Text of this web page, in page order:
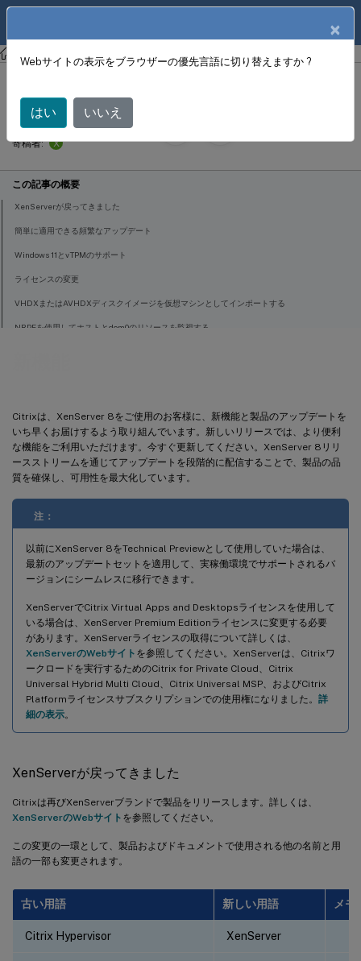
XenServer 8
Citrixは、XenServer 8をご使用のお客様に、新機能と製品のアップデートを
いち早くお届けするよう取り組んでいます。新しいリリースでは、より便利
な機能をご利用いただけます。今すぐ更新してください。XenServer 8リリ
ースストリームを通じてアップデートを段階的に配信することで、製品の品
質を確保し、可用性を最大化しています。
注：
以前にXenServer 8をTechnical Previewとして使用していた場合は、
最新のアップデートセットを適用して、実稼働環境でサポートされるバ
ージョンにシームレスに移行できます。
XenServerでCitrix Virtual Apps and Desktopsライセンスを使用して
いる場合は、XenServer Premium Editionライセンスに変更する必要
があります。XenServerライセンスの取得について詳しくは、
XenServerのWebサイト を参照してください。XenServerは、Citrixワ
ークロードを実行するためのCitrix for Private Cloud、Citrix
Universal Hybrid Multi Cloud、Citrix Universal MSP、およびCitrix
Platformライセンスサブスクリプションでの使用権になりました。 詳
細の表示。
XenServerが戻ってきました
Citrixは再びXenServerブランドで製品をリリースします。詳しくは、
XenServerのWebサイト を参照してください。
この変更の一環として、製品およびドキュメントで使用される他の名前と用
語の一部も変更されます。
古い用語 新しい用語 メモ
Citrix Hypervisor XenServer
新機能
September 30,
2024
寄稿者:
X
この記事の概要
XenServerが戻ってきました
簡単に適用できる頻繁なアップデート
Windows 11とvTPMのサポート
ライセンスの変更
VHDXまたはAVHDXディスクイメージを仮想マシンとしてインポートする
NRPEを使用してホストとdom0のリソースを監視する
XenServer Conversion Manager 8.3.1
GFS2の改善点
証明書の検証
移行ストリームの圧縮
WinbindによるPBISの置き換え
PVSアクセラレータの統合
削除された機能
サードパーティコンポーネントの変更点
互換性に関するメモ
×
Webサイトの表示をブラウザーの優先言語に切り替えますか ?
はい いいえ